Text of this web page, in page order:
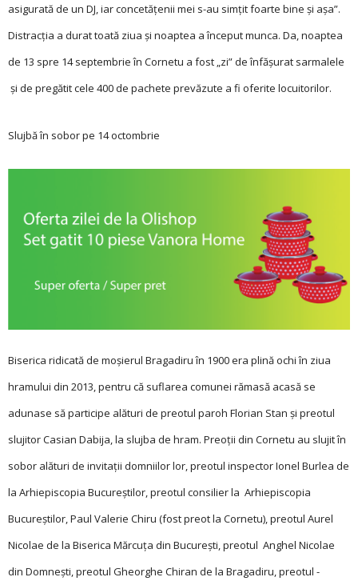
asigurată de un DJ, iar concetăţenii mei s-au simţit foarte bine şi aşa”.
Distracţia a durat toată ziua şi noaptea a început munca. Da, noaptea
de 13 spre 14 septembrie în Cornetu a fost „zi” de înfăşurat sarmalele
şi de pregătit cele 400 de pachete prevăzute a fi oferite locuitorilor.
Slujbă în sobor pe 14 octombrie
Biserica ridicată de mo­şierul Bragadiru în 1900 era plină ochi în ziua
hramului din 2013, pentru că suflarea comunei rămasă acasă se
adunase să participe alături de preotul paroh Florian Stan și ­preotul
slujitor Casian Dabija, la slujba de hram. Preoţii din Cornetu au slujit în
sobor alături de invitaţii domniilor lor, preotul inspector Ionel Burlea de
la Arhiepiscopia Bucureştilor, preotul consilier la Arhiepiscopia
Bucureştilor, Paul Valerie Chiru (fost preot la Cornetu), preotul Aurel
Nicolae de la Biserica Mărcuţa din Bucureşti, preotul Anghel Nicolae
din Domneşti, preotul Gheor­ghe Chiran de la Bragadiru, ­preotul ­